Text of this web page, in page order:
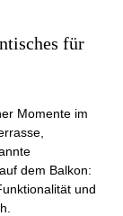
für
Momente im
dem Balkon:
und